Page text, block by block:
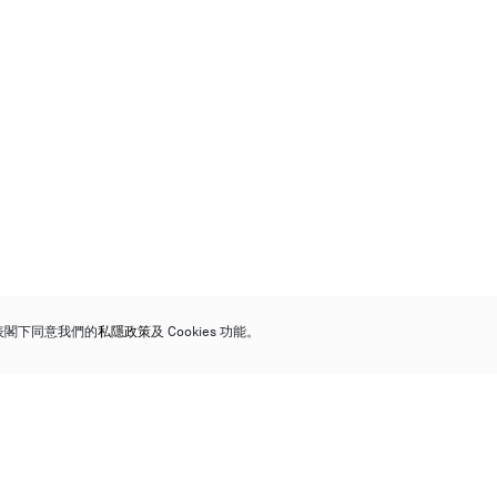
下同意我們的私隱政策及 Cookies 功能。